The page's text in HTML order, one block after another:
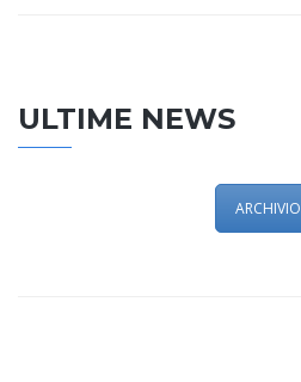
ULTIME NEWS
ARCHIVIO